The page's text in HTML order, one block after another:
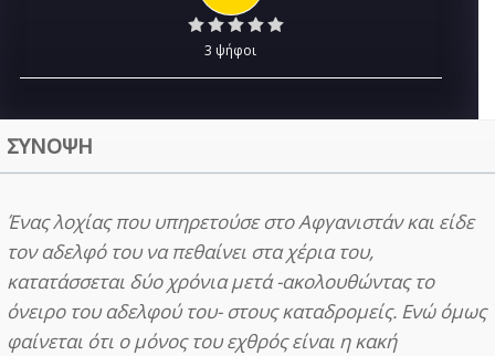
3 ψήφοι
ΣΥΝΟΨΗ
Ένας λοχίας που υπηρετούσε στο Αφγανιστάν και είδε
τον αδελφό του να πεθαίνει στα χέρια του,
κατατάσσεται δύο χρόνια μετά -ακολουθώντας το
όνειρο του αδελφού του- στους καταδρομείς. Ενώ όμως
φαίνεται ότι ο μόνος του εχθρός είναι η κακή